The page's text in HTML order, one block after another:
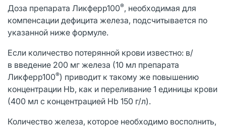
Доза препарата Ликферр100®, необходимая для
компенсации дефицита железа, подсчитывается по
указанной ниже формуле.
Если количество потерянной крови известно: в/
в введение 200 мг железа (10 мл препарата
Ликферр100®) приводит к такому же повышению
концентрации Нb, как и переливание 1 единицы крови
(400 мл с концентрацией Нb 150 г/л).
Количество железа, которое необходимо восполнить,